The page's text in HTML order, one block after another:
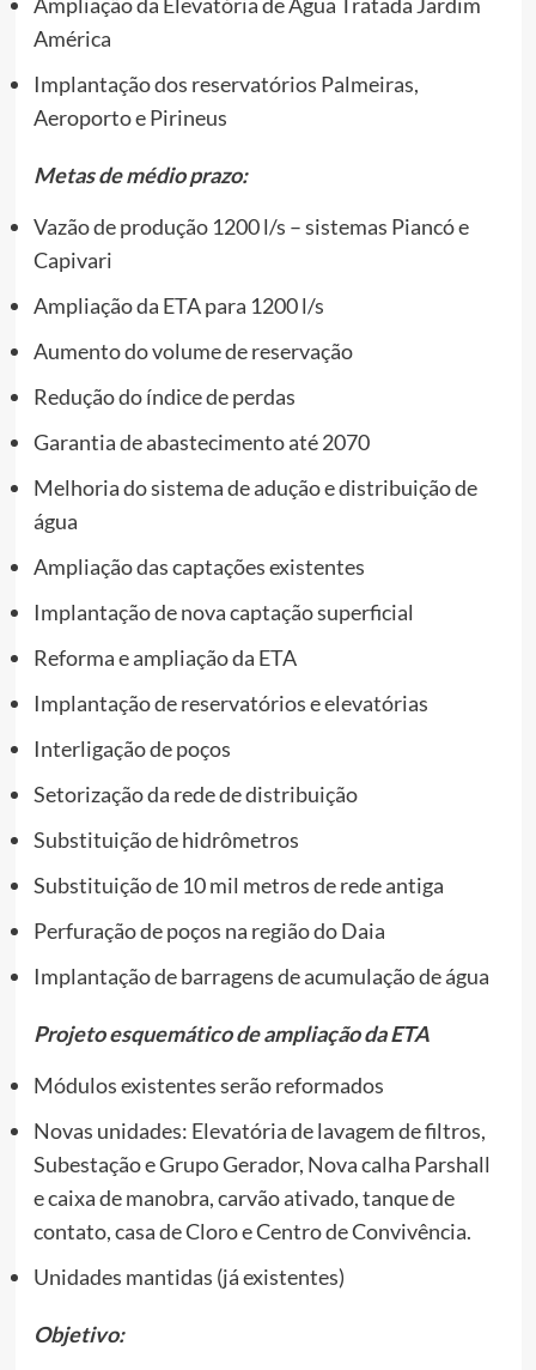
América
Implantação dos reservatórios Palmeiras,
Aeroporto e Pirineus
Metas de médio prazo:
Vazão de produção 1200 l/s – sistemas Piancó e
Capivari
Ampliação da ETA para 1200 l/s
Aumento do volume de reservação
Redução do índice de perdas
Garantia de abastecimento até 2070
Melhoria do sistema de adução e distribuição de
água
Ampliação das captações existentes
Implantação de nova captação superficial
Reforma e ampliação da ETA
Implantação de reservatórios e elevatórias
Interligação de poços
Setorização da rede de distribuição
Substituição de hidrômetros
Substituição de 10 mil metros de rede antiga
Perfuração de poços na região do Daia
Implantação de barragens de acumulação de água
Projeto esquemático de ampliação da ETA
Módulos existentes serão reformados
Novas unidades: Elevatória de lavagem de filtros,
Subestação e Grupo Gerador, Nova calha Parshall
e caixa de manobra, carvão ativado, tanque de
contato, casa de Cloro e Centro de Convivência.
Unidades mantidas (já existentes)
Objetivo: